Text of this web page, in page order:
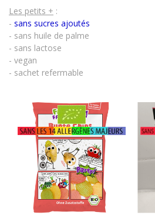
Les petits + :
- sans sucres ajoutés
- sans huile de palme
- sans lactose
- vegan
- sachet refermable